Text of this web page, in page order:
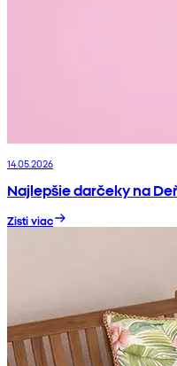
14.05.2026
Najlepšie darčeky na
Zisti viac